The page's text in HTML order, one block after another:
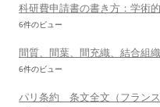
科研費申請書の書き方：学術
6件のビュー
間質、間葉、間充織、結合組
6件のビュー
パリ条約 条文全文（フランス